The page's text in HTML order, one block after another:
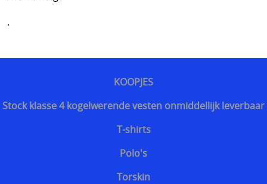
KOOPJES
Stock klasse 4 kogelwerende vesten onmiddellijk leverbaar
T-shirts
Polo's
Torskin
.